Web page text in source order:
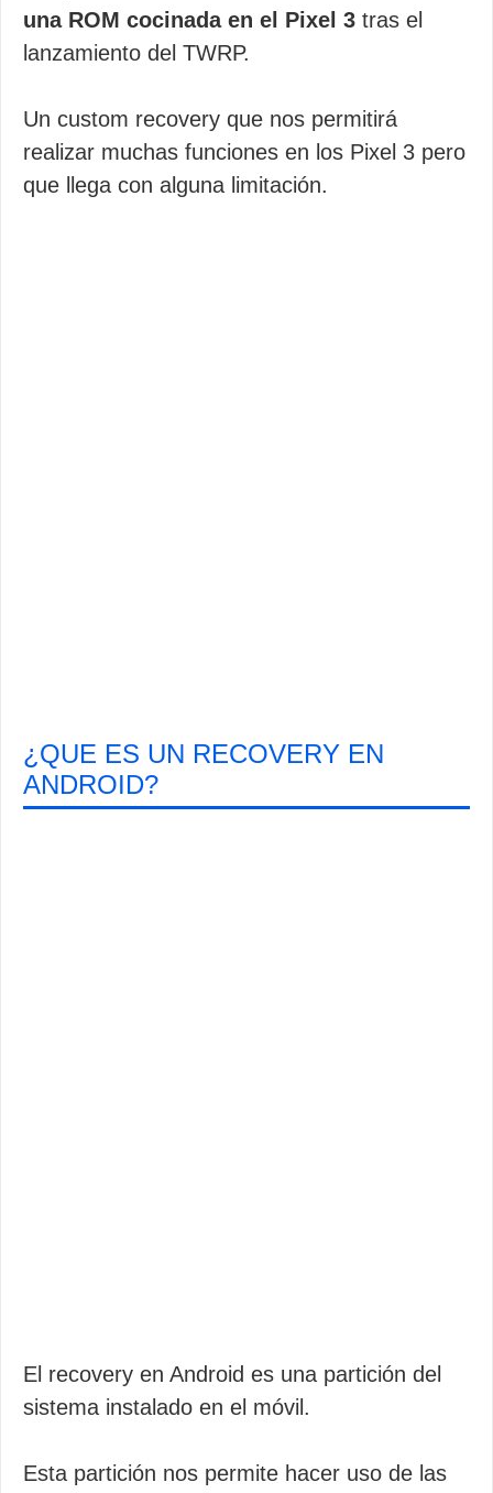
una ROM cocinada en el Pixel 3 tras el
lanzamiento del TWRP.
Un custom recovery que nos permitirá
realizar muchas funciones en los Pixel 3 pero
que llega con alguna limitación.
¿QUE ES UN RECOVERY EN
ANDROID?
El recovery en Android es una partición del
sistema instalado en el móvil.
Esta partición nos permite hacer uso de las